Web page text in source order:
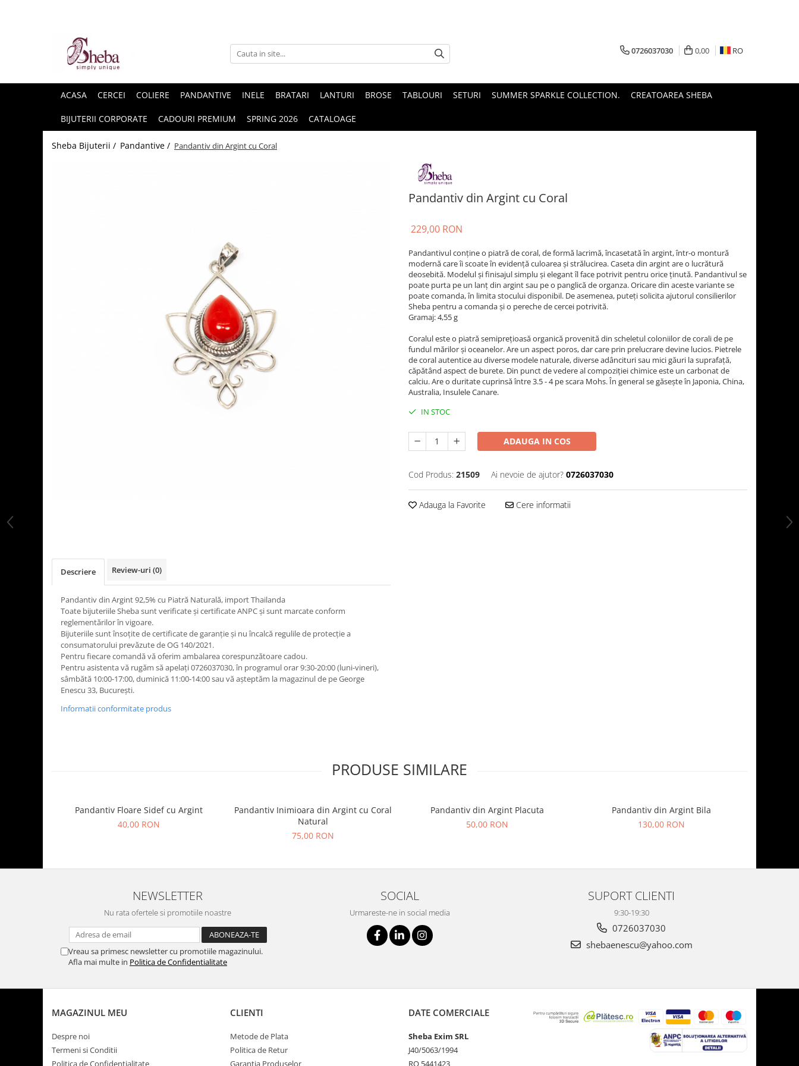
0726037030 0,00 RO
ACASA CERCEI COLIERE PANDANTIVE INELE BRATARI LANTURI BROSE TABLOURI SETURI SUMMER SPARKLE COLLECTION. CREATOAREA SHEBA
BIJUTERII CORPORATE CADOURI PREMIUM SPRING 2026 CATALOAGE
Sheba Bijuterii / Pandantive / Pandantiv din Argint cu Coral
Pandantiv din Argint cu Coral
229,00 RON
Pandantivul conține o piatră de coral, de formă lacrimă, încasetată în argint, într-o montură
modernă care îi scoate în evidență culoarea și strălucirea. Caseta din argint are o lucrătură
deosebită. Modelul și finisajul simplu și elegant îl face potrivit pentru orice ținută. Pandantivul se
poate purta pe un lanț din argint sau pe o panglică de organza. Oricare din aceste variante se
poate comanda, în limita stocului disponibil. De asemenea, puteți solicita ajutorul consilierilor
Sheba pentru a comanda și o pereche de cercei potrivită.
Gramaj: 4,55 g
Coralul este o piatră semipreţioasă organică provenită din scheletul coloniilor de corali de pe
fundul mărilor și oceanelor. Are un aspect poros, dar care prin prelucrare devine lucios. Pietrele
de coral autentice au diverse modele naturale, diverse adâncituri sau mici găuri la suprafață,
căpătând aspect de burete. Din punct de vedere al compoziției chimice este un carbonat de
calciu. Are o duritate cuprinsă între 3.5 - 4 pe scara Mohs. În general se găsește în Japonia, China,
Australia, Insulele Canare.
IN STOC
ADAUGA IN COS
Cod Produs: 21509 Ai nevoie de ajutor? 0726037030
Adauga la Favorite Cere informatii
Descriere Review-uri (0)
Pandantiv din Argint 92,5% cu Piatră Naturală, import Thailanda
Toate bijuteriile Sheba sunt verificate şi certificate ANPC și sunt marcate conform
reglementărilor în vigoare.
Bijuteriile sunt însoţite de certificate de garanţie și nu încalcă regulile de protecție a
consumatorului prevăzute de OG 140/2021.
Pentru fiecare comandă vă oferim ambalarea corespunzătoare cadou.
Pentru asistenta vă rugăm să apelați 0726037030, în programul orar 9:30-20:00 (luni-vineri),
sâmbătă 10:00-17:00, duminică 11:00-14:00 sau vă așteptăm la magazinul de pe George
Enescu 33, București.
Informatii conformitate produs
PRODUSE SIMILARE
Pandantiv Floare Sidef cu Argint
40,00 RON
Pandantiv Inimioara din Argint cu Coral
Natural
75,00 RON
Pandantiv din Argint Placuta
50,00 RON
Pandantiv din Argint Bila
130,00 RON
NEWSLETTER
Nu rata ofertele si promotiile noastre
Vreau sa primesc newsletter cu promotiile magazinului.
Afla mai multe in Politica de Confidentialitate
SOCIAL
Urmareste-ne in social media
SUPORT CLIENTI
9:30-19:30
0726037030
shebaenescu@yahoo.com
MAGAZINUL MEU
Despre noi
Termeni si Conditii
Politica de Confidentialitate
CLIENTI
Metode de Plata
Politica de Retur
Garantia Produselor
DATE COMERCIALE
Sheba Exim SRL
J40/5063/1994
RO 5441423